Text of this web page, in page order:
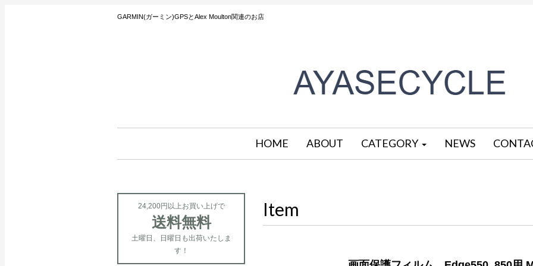
GARMIN(ガーミン)GPSとAlex Moulton関連のお店
HOME ABOUT CATEGORY NEWS
Item
24,200円以上お買い上げで
送料無料
土曜日、日曜日も出荷いたしま
す！